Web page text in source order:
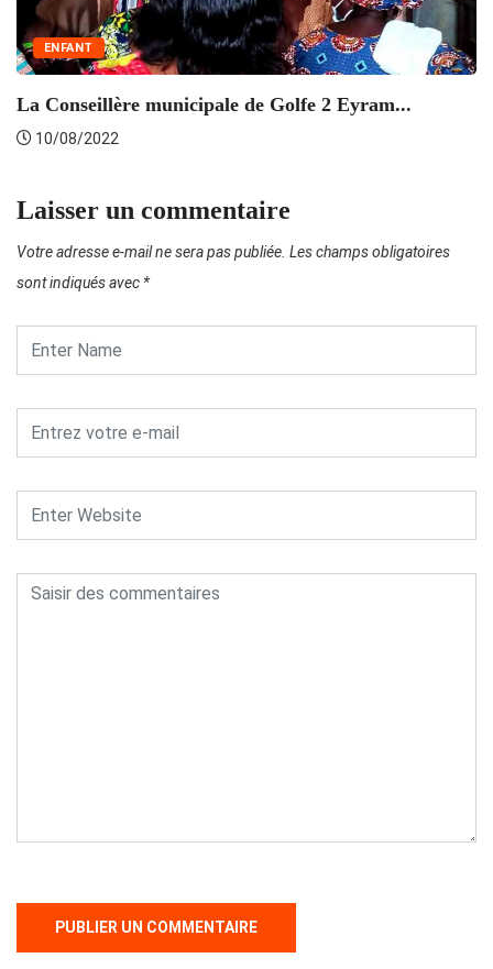
ENFANT
La Conseillère municipale de Golfe 2 Eyram...
10/08/2022
Laisser un commentaire
Votre adresse e-mail ne sera pas publiée. Les champs obligatoires
sont indiqués avec *